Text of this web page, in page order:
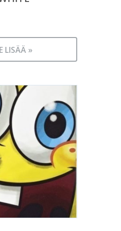
LISÄÄ »